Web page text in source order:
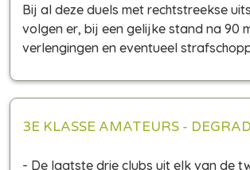
Bij al deze duels met rechtstreekse
volgen er, bij een gelijke stand na 90
verlengingen en eventueel
3E KLASSE AMATEURS -
- De laatste drie clubs uit elk van de